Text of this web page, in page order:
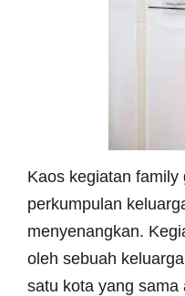
Kaos kegiatan family
perkumpulan
menyenangkan.
oleh sebuah
satu kota yang